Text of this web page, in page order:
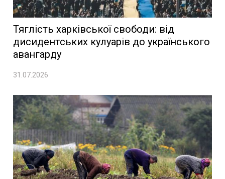
Тяглість харківської свободи: від
дисидентських кулуарів до українського
авангарду
31.07.2026